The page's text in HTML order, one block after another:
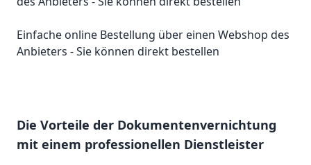
Einfache online Bestellung über einen Webshop des
Anbieters - Sie können direkt bestellen
Die Vorteile der Dokumentenvernichtung
mit einem professionellen Dienstleister